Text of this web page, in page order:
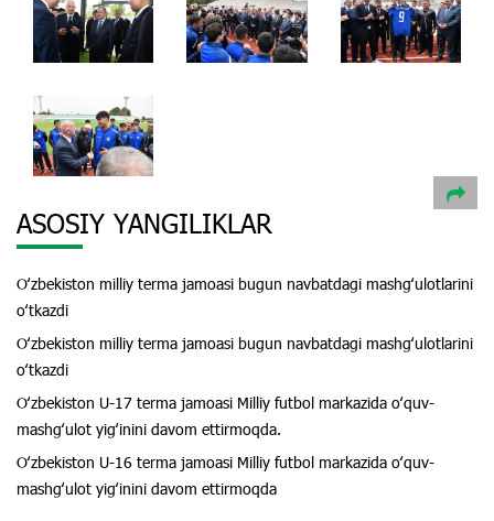
ASOSIY YANGILIKLAR
Oʻzbekiston milliy terma jamoasi bugun navbatdagi mashgʻulotlarini
oʻtkazdi
Oʻzbekiston milliy terma jamoasi bugun navbatdagi mashgʻulotlarini
oʻtkazdi
Oʻzbekiston U-17 terma jamoasi Milliy futbol markazida oʻquv-
mashgʻulot yigʻinini davom ettirmoqda.
Oʻzbekiston U-16 terma jamoasi Milliy futbol markazida oʻquv-
mashgʻulot yigʻinini davom ettirmoqda